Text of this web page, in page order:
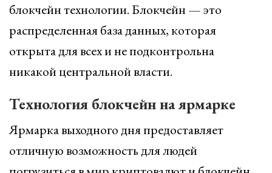
блокчейн технологии. Блокчейн — это
распределенная база данных, которая
открыта для всех и не подконтрольна
никакой центральной власти.
Технология блокчейн на ярмарке
Ярмарка выходного дня предоставляет
отличную возможность для людей